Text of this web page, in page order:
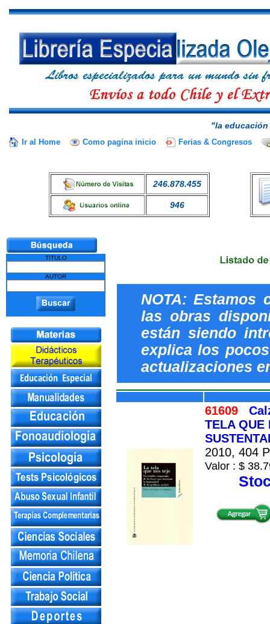
"la
Ir al Home Como pagina inicio Ferias & Congresos
246.878.455
946
TITULO
AUTOR
NOTA: Estamos
las obras
están siendo
explica los
actualizaciones
61609
TELA QUE
2010, 404
Valor : $